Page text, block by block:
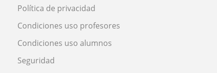
Política de privacidad
Condiciones uso profesores
Condiciones uso alumnos
Seguridad